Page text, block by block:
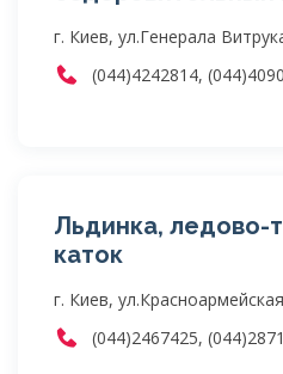
г. Киев, ул.Генерала
(044)4242814,
Льдинка, ледово-
каток
г. Киев,
(044)2467425,